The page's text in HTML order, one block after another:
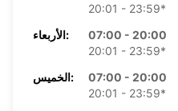
20:01 - 23:59*
الأربعاء:
07:00 - 20:00
20:01 - 23:59*
الخميس:
07:00 - 20:00
20:01 - 23:59*